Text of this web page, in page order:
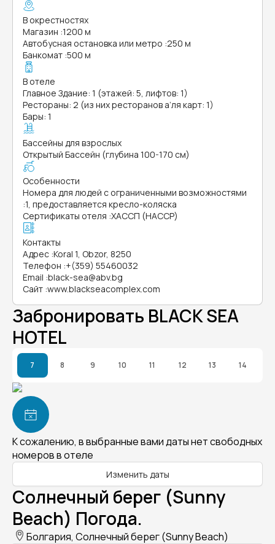
В окрестностях
Магазин :1200 м
Автобусная остановка или метро :250 м
Банкомат :500 м
В отеле
Главное Здание: 1 (этажей: 5, лифтов: 1)
Рестораны: 2 (из них ресторанов а’ля карт: 1)
Бары: 1
Бассейны для взрослых
Открытый Бассейн (глубина 100-170 см)
Особенности
Номера для людей с ограниченными возможностями
:1, предоставляется кресло-коляска
Сертификаты отеля :ХАССП (HACCP)
Контакты
Адрес :Koral 1, Obzor, 8250
Телефон :+(359) 55460032
Email :black-sea@abv.bg
Сайт :www.blackseacomplex.com
Забронировать BLACK SEA
HOTEL
7 8 9 10 11 12 13 14
К сожалению, в выбранные вами даты нет свободных
номеров в отеле
Изменить даты
Солнечный берег (Sunny
Beach) Погода.
Болгария, Солнечный берег (Sunny Beach)